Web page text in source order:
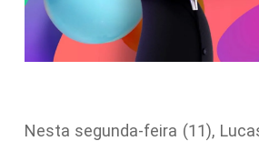
Nesta segunda-feira (11),